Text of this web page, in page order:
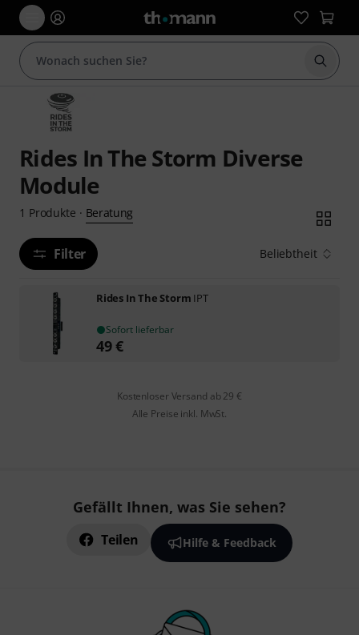
Suche
Rides In The Storm Diverse
Module
1 Produkte · Beratung
Filter Beliebtheit
Rides In The Storm IPT
Sofort lieferbar
49€
Kostenloser Versand ab 29 €
Alle Preise inkl. MwSt.
Gefällt Ihnen, was Sie sehen?
Teilen Hilfe & Feedback